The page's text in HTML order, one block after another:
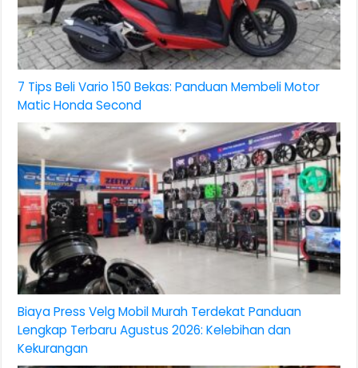
7 Tips Beli Vario 150 Bekas: Panduan Membeli Motor
Matic Honda Second
Biaya Press Velg Mobil Murah Terdekat Panduan
Lengkap Terbaru Agustus 2026: Kelebihan dan
Kekurangan